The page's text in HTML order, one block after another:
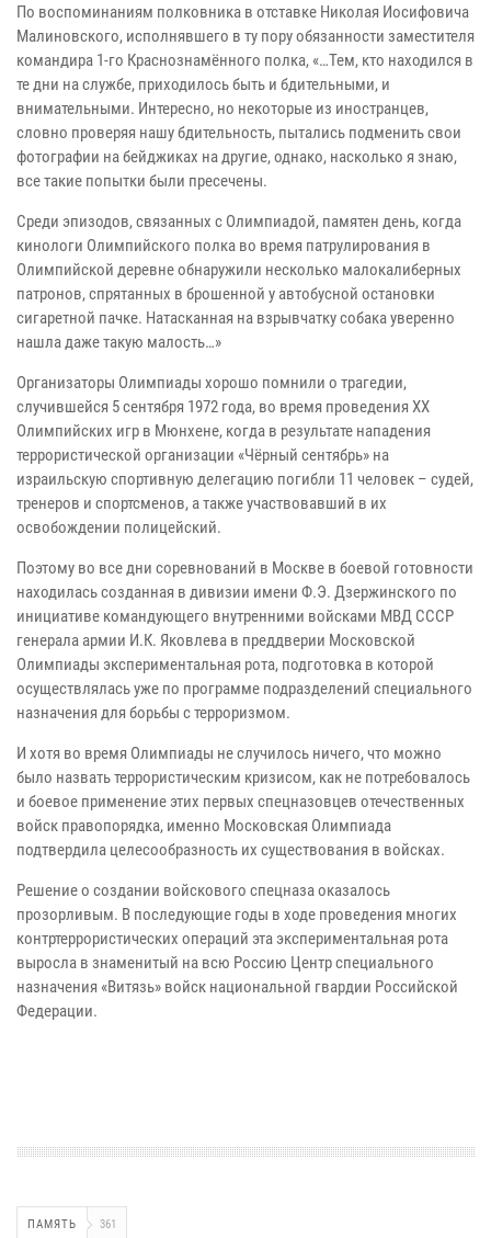
По воспоминаниям полковника в отставке Николая Иосифовича
Малиновского, исполнявшего в ту пору обязанности заместителя
командира 1-го Краснознамённого полка, «…Тем, кто находился в
те дни на службе, приходилось быть и бдительными, и
внимательными. Интересно, но некоторые из иностранцев,
словно проверяя нашу бдительность, пытались подменить свои
фотографии на бейджиках на другие, однако, насколько я знаю,
все такие попытки были пресечены.
Среди эпизодов, связанных с Олимпиадой, памятен день, когда
кинологи Олимпийского полка во время патрулирования в
Олимпийской деревне обнаружили несколько малокалиберных
патронов, спрятанных в брошенной у автобусной остановки
сигаретной пачке. Натасканная на взрывчатку собака уверенно
нашла даже такую малость…»
Организаторы Олимпиады хорошо помнили о трагедии,
случившейся 5 сентября 1972 года, во время проведения ХХ
Олимпийских игр в Мюнхене, когда в результате нападения
террористической организации «Чёрный сентябрь» на
израильскую спортивную делегацию погибли 11 человек – судей,
тренеров и спортсменов, а также участвовавший в их
освобождении полицейский.
Поэтому во все дни соревнований в Москве в боевой готовности
находилась созданная в дивизии имени Ф.Э. Дзержинского по
инициативе командующего внутренними войсками МВД СССР
генерала армии И.К. Яковлева в преддверии Московской
Олимпиады экспериментальная рота, подготовка в которой
осуществлялась уже по программе подразделений специального
назначения для борьбы с терроризмом.
И хотя во время Олимпиады не случилось ничего, что можно
было назвать террористическим кризисом, как не потребовалось
и боевое применение этих первых спецназовцев отечественных
войск правопорядка, именно Московская Олимпиада
подтвердила целесообразность их существования в войсках.
Решение о создании войскового спецназа оказалось
прозорливым. В последующие годы в ходе проведения многих
контртеррористических операций эта экспериментальная рота
выросла в знаменитый на всю Россию Центр специального
назначения «Витязь» войск национальной гвардии Российской
Федерации.
ПАМЯТЬ 361